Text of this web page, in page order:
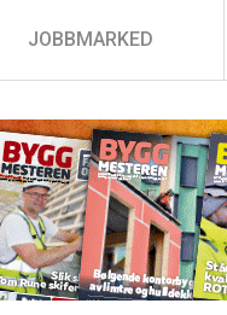
JOBBMARKED